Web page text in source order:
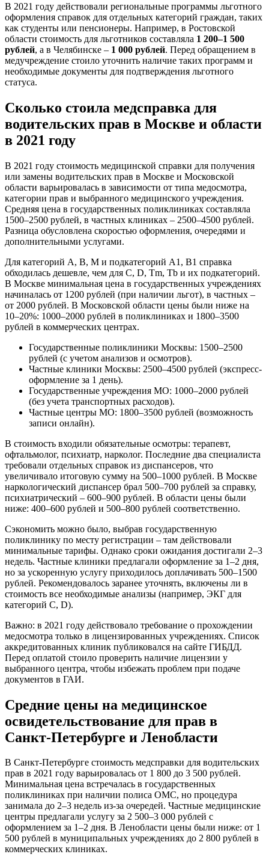
В 2021 году действовали региональные программы льготного
оформления справок для отдельных категорий граждан, таких
как студенты или пенсионеры. Например, в Ростовской
области стоимость для льготников составляла 1 200–1 500
рублей, а в Челябинске – 1 000 рублей. Перед обращением в
медучреждение стоило уточнить наличие таких программ и
необходимые документы для подтверждения льготного
статуса.
Сколько стоила медсправка для
водительских прав в Москве и области
в 2021 году
В 2021 году стоимость медицинской справки для получения
или замены водительских прав в Москве и Московской
области варьировалась в зависимости от типа медосмотра,
категории прав и выбранного медицинского учреждения.
Средняя цена в государственных поликлиниках составляла
1500–2500 рублей, в частных клиниках – 2500–4500 рублей.
Разница обусловлена скоростью оформления, очередями и
дополнительными услугами.
Для категорий A, B, M и подкатегорий A1, B1 справка
обходилась дешевле, чем для C, D, Tm, Tb и их подкатегорий.
В Москве минимальная цена в государственных учреждениях
начиналась от 1200 рублей (при наличии льгот), в частных –
от 2000 рублей. В Московской области цены были ниже на
10–20%: 1000–2000 рублей в поликлиниках и 1800–3500
рублей в коммерческих центрах.
Государственные поликлиники Москвы: 1500–2500
рублей (с учетом анализов и осмотров).
Частные клиники Москвы: 2500–4500 рублей (экспресс-
оформление за 1 день).
Государственные учреждения МО: 1000–2000 рублей
(без учета транспортных расходов).
Частные центры МО: 1800–3500 рублей (возможность
записи онлайн).
В стоимость входили обязательные осмотры: терапевт,
офтальмолог, психиатр, нарколог. Последние два специалиста
требовали отдельных справок из диспансеров, что
увеличивало итоговую сумму на 500–1000 рублей. В Москве
наркологический диспансер брал 500–700 рублей за справку,
психиатрический – 600–900 рублей. В области цены были
ниже: 400–600 рублей и 500–800 рублей соответственно.
Сэкономить можно было, выбрав государственную
поликлинику по месту регистрации – там действовали
минимальные тарифы. Однако сроки ожидания достигали 2–3
недель. Частные клиники предлагали оформление за 1–2 дня,
но за ускоренную услугу приходилось доплачивать 500–1500
рублей. Рекомендовалось заранее уточнять, включены ли в
стоимость все необходимые анализы (например, ЭКГ для
категорий C, D).
Важно: в 2021 году действовало требование о прохождении
медосмотра только в лицензированных учреждениях. Список
аккредитованных клиник публиковался на сайте ГИБДД.
Перед оплатой стоило проверить наличие лицензии у
выбранного центра, чтобы избежать проблем при подаче
документов в ГАИ.
Средние цены на медицинское
освидетельствование для прав в
Санкт-Петербурге и Ленобласти
В Санкт-Петербурге стоимость медсправки для водительских
прав в 2021 году варьировалась от 1 800 до 3 500 рублей.
Минимальная цена встречалась в государственных
поликлиниках при наличии полиса ОМС, но процедура
занимала до 2–3 недель из-за очередей. Частные медицинские
центры предлагали услугу за 2 500–3 000 рублей с
оформлением за 1–2 дня. В Ленобласти цены были ниже: от 1
500 рублей в муниципальных учреждениях до 2 800 рублей в
коммерческих клиниках.